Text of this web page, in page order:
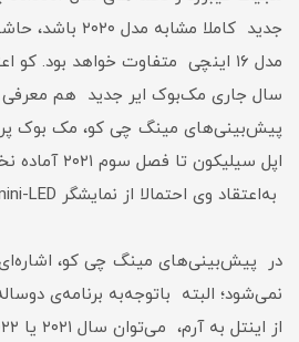
جدید کاملا
مدل ۱۶ اینچی متفاوت خواهد بود. کو
سال جاری مک‌بوک ایر جدید هم معرفی
اپل سیلیکون
به‌اعتقاد وی احتمالا از نمایشگر mini-LED بهره خواهند برد.
در پیش‌بینی‌های مینگ چی کو،
نمی‌شود؛ البته باتوجه‌به برنامه‌ی